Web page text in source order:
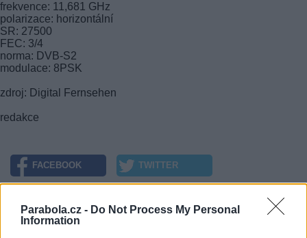
Parabola.cz - Do Not Process My Personal
Information
frekvence: 11,681 GHz
polarizace: horizontální
SR: 27500
FEC: 3/4
norma: DVB-S2
modulace: 8PSK
zdroj: Digital Fernsehen
redakce
FACEBOOK TWITTER
Slovenské FUN rádio vysílá FTA z Astry 3B